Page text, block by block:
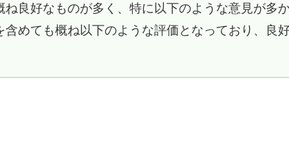
良好なものが多く、特に以下のような意見が多
めても概ね以下のような評価となっており、良